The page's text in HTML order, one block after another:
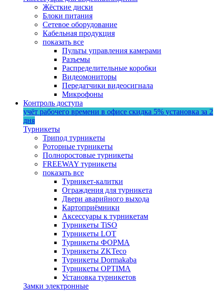
Жёсткие диски
Блоки питания
Сетевое оборудование
Кабельная продукция
показать все
Пульты управления камерами
Разъемы
Распределительные коробки
Видеомониторы
Передатчики видеосигнала
Микрофоны
Контроль доступа
учёт рабочего времени в офисе скидка 5% установка за 2
дня
Турникеты
Трипод турникеты
Роторные турникеты
Полноростовые турникеты
FREEWAY турникеты
показать все
Турникет-калитки
Ограждения для турникета
Двери аварийного выхода
Картоприёмники
Аксессуары к турникетам
Турникеты TiSO
Турникеты LOT
Турникеты ФОРМА
Турникеты ZKTeco
Турникеты Dormakaba
Турникеты OPTIMA
Установка турникетов
Замки электронные